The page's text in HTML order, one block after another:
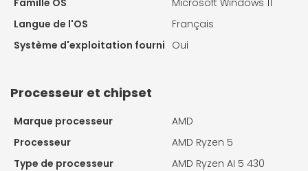
Langue de l'OS
Français
Système d'exploitation fourni Oui
Processeur et chipset
Marque processeur
AMD
Processeur
AMD Ryzen 5
Type de processeur
AMD Ryzen AI 5 430